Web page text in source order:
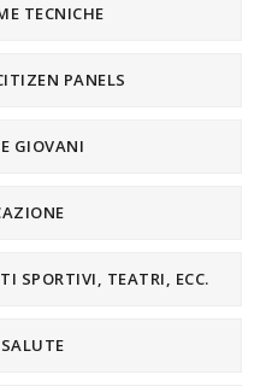
TECNICHE
PANELS
GIOVANI
SPORTIVI, TEATRI, ECC.